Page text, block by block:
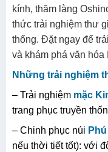
kính, thăm làng
thức trải nghiệm thư
thống. Đặt ngay để
và khám phá văn hóa
Những trải nghiệm
– Trải nghiệm mặc
trang phục truyền
– Chinh phục núi
nếu thời tiết tốt): với